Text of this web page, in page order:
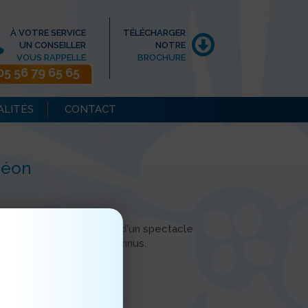
À VOTRE SERVICE
UN CONSEILLER
VOUS RAPPELLE
56 79 65 65
TÉLÉCHARGER
NOTRE
BROCHURE
CONTACT
Résidents ont profité d'un spectacle
sur des airs bien connus.